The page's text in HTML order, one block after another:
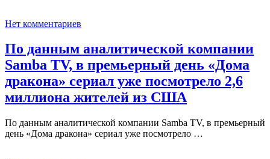
Нет комментариев
По данным аналитической компании
Samba TV, в премьерный день «Дома
дракона» сериал уже посмотрело 2,6
миллиона жителей из США
По данным аналитической компании Samba TV, в премьерный
день «Дома дракона» сериал уже посмотрело …